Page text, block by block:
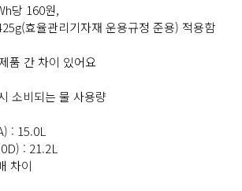
당 160원,
효율관리기자재 운용규정 준용) 적용함
품 간 차이 있어요
소비되는 물 사용량
: 15.0L
: 21.2L
차이